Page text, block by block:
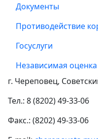
Документы
Противодействие
Госуслуги
Независимая оценка
г. Череповец,
Тел.: 8 (8202) 49-33-06
Факс.: (8202) 49-33-06